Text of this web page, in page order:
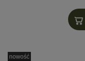
nowość